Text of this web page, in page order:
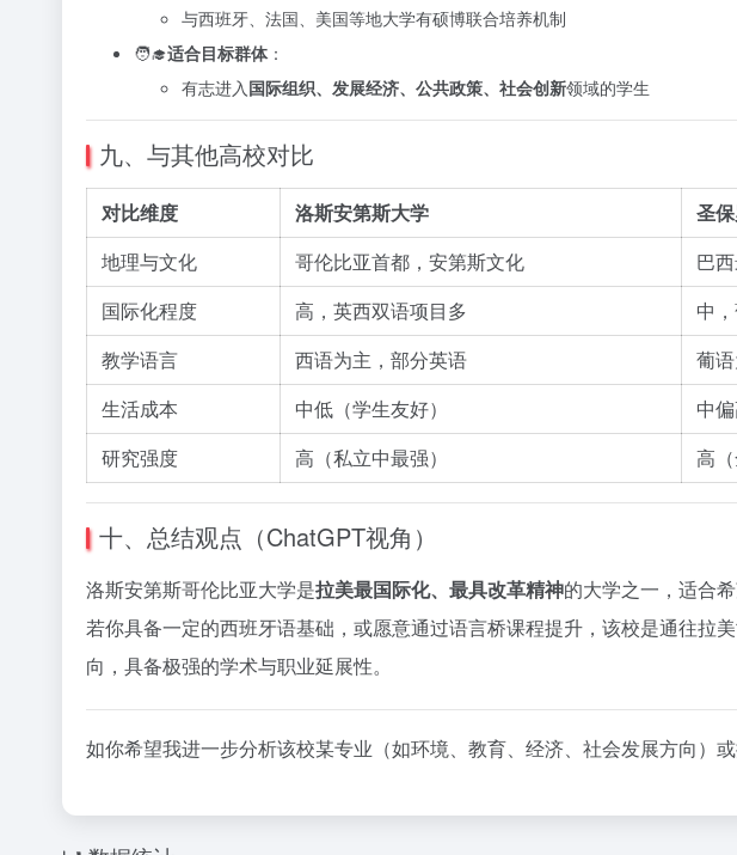
与西班牙、法国、美国等地大学有硕博联合培养机制
🧑‍🎓适合目标群体：
有志进入国际组织、发展经济、公共政策、社会创新领域的学生
九、与其他高校对比
对比维度 洛斯安第斯大学 圣
地理与文化
哥伦比亚首都，安第斯文化 巴
国际化程度
高，英西双语项目多 中
教学语言
西语为主，部分英语 葡
生活成本
中低（学生友好） 中
研究强度
高（私立中最强） 高（
十、总结观点（ChatGPT视角）
洛斯安第斯哥伦比亚大学是拉美最国际化、最具改革精神的大学之一，适合
若你具备一定的西班牙语基础，或愿意通过语言桥课程提升，该校是通往拉
向，具备极强的学术与职业延展性。
如你希望我进一步分析该校某专业（如环境、教育、经济、社会发展方向）